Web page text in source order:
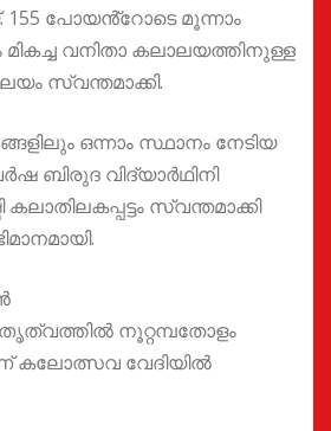
പോയൻ്റോടെ മൂന്നാം
വനിതാ കലാലയത്തിനുള്ള
സ്വന്തമാക്കി.
ഒന്നാം സ്ഥാനം നേടിയ
ബിരുദ വിദ്യാർഥിനി
കലാതിലകപ്പട്ടം സ്വന്തമാക്കി
നൂറ്റമ്പതോളം
കലോത്സവ വേദിയിൽ